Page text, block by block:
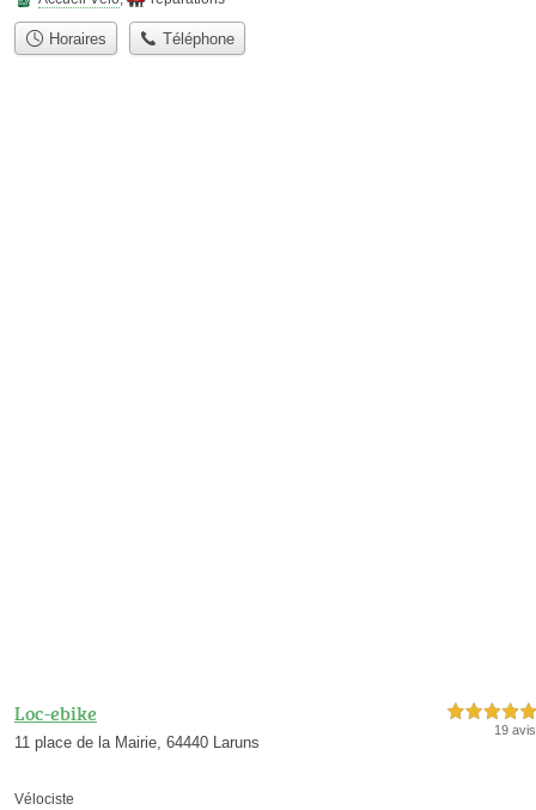
Horaires Téléphone
Loc-ebike
11 place de la Mairie, 64440 Laruns
5,0 étoiles sur 5
19 avis
Vélociste